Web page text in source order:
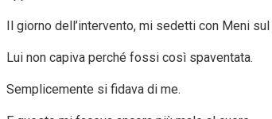
Il giorno dell’intervento, mi sedetti con Meni
Lui non capiva perché fossi così spaventata.
Semplicemente si fidava di me.